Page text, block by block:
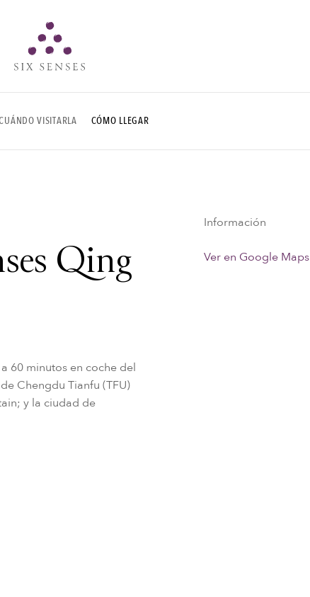
VISITARLA CÓMO LLEGAR
Qing
60 minutos en coche del
Chengdu Tianfu (TFU)
y la ciudad de
Información
Ver en Google Maps